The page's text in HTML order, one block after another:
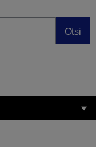
Otsi